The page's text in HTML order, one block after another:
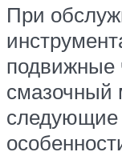
При
подвижные
следующие